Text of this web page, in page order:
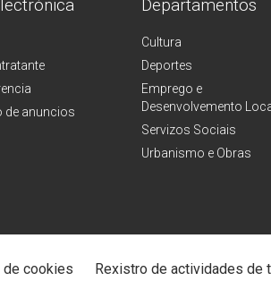
de anuncios
Departamentos
Cultura
Deportes
Emprego e
Desenvolvemento
Servizos Sociais
Urbanismo e Obras
de cookies Rexistro de actividades de